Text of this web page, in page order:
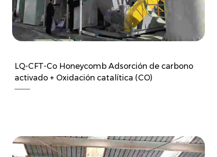
LQ-CFT-Co Honeycomb Adsorción de carbono
activado + Oxidación catalítica (CO)